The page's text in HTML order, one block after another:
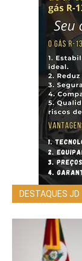
DESTAQUES JD